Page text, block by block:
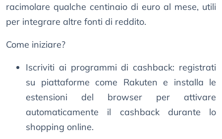
racimolare qualche centinaio di euro al mese, utili
per integrare altre fonti di reddito.
Come iniziare?
Iscriviti ai programmi di cashback: registrati
su piattaforme come Rakuten e installa le
estensioni del browser per attivare
automaticamente il cashback durante lo
shopping online.